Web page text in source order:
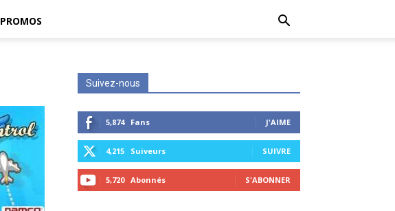
PROMOS
Suivez-nous
5,874 Fans J'AIME
4,215 Suiveurs SUIVRE
5,720 Abonnés S'ABONNER